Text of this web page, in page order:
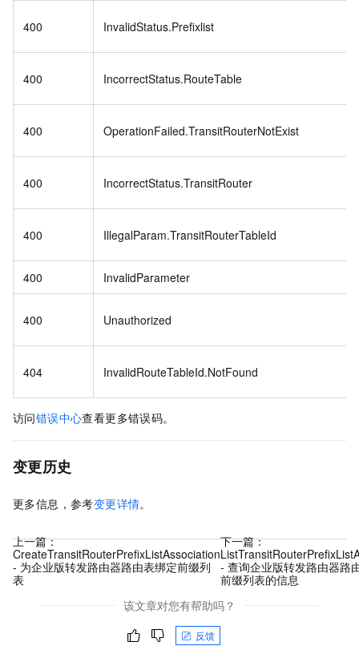
400 InvalidStatus.Prefixlist
400 IncorrectStatus.RouteTable
400 OperationFailed.TransitRouterNotExist
400 IncorrectStatus.TransitRouter
400 IllegalParam.TransitRouterTableId
400 InvalidParameter
400 Unauthorized
404 InvalidRouteTableId.NotFound
访问错误中心查看更多错误码。
变更历史
更多信息，参考变更详情。
上一篇：
CreateTransitRouterPrefixListAssociation
- 为企业版转发路由器路由表绑定前缀列
表
下一篇：
- 查询企业版转发路由器路
前缀列表的信息
该文章对您有帮助吗？
反馈